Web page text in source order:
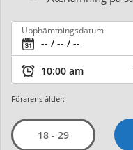
Upphämtningsdatum
Förarens ålder:
18 - 29